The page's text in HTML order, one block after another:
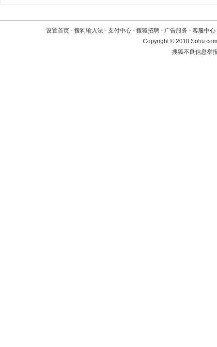
设置首页 - 搜狗输入法 - 支付中心 - 搜狐招聘 - 广告服务 - 客服中心
Copyright©2018
搜狐不良信息举